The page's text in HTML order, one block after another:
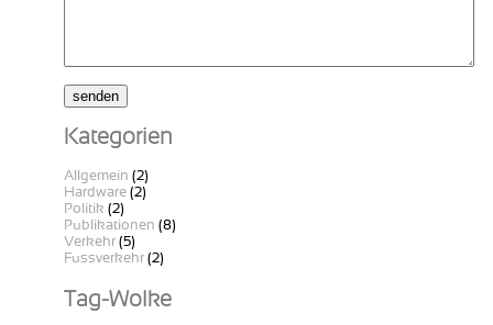
Kategorien
Allgemein (2)
Hardware (2)
Politik (2)
Publikationen (8)
Verkehr (5)
Fussverkehr (2)
Tag-Wolke